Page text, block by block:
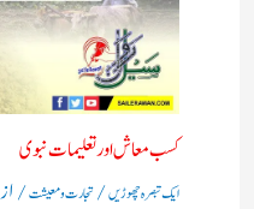
کسب معاش اور تعلیمات نبوی
ایک تبصرہ چھوڑیں/تجارت و معیشت/ از